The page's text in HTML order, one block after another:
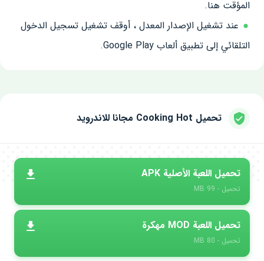
المؤقت هنا.
عند تشغيل الإصدار المعدل ، أوقف تشغيل تسجيل الدخول
التلقائي إلى تطبيق ألعاب Google Play.
تحميل Cooking Hot مجانا للاندرويد
تحميل اللعبة الأصلية APK
تحميل - 99 MB
تحميل اللعبة MOD مهكرة
تحميل - 80 MB